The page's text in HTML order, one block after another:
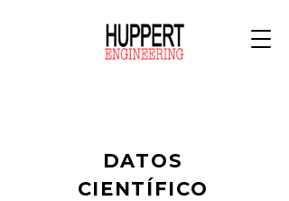
DATOS
CIENTÍFICO